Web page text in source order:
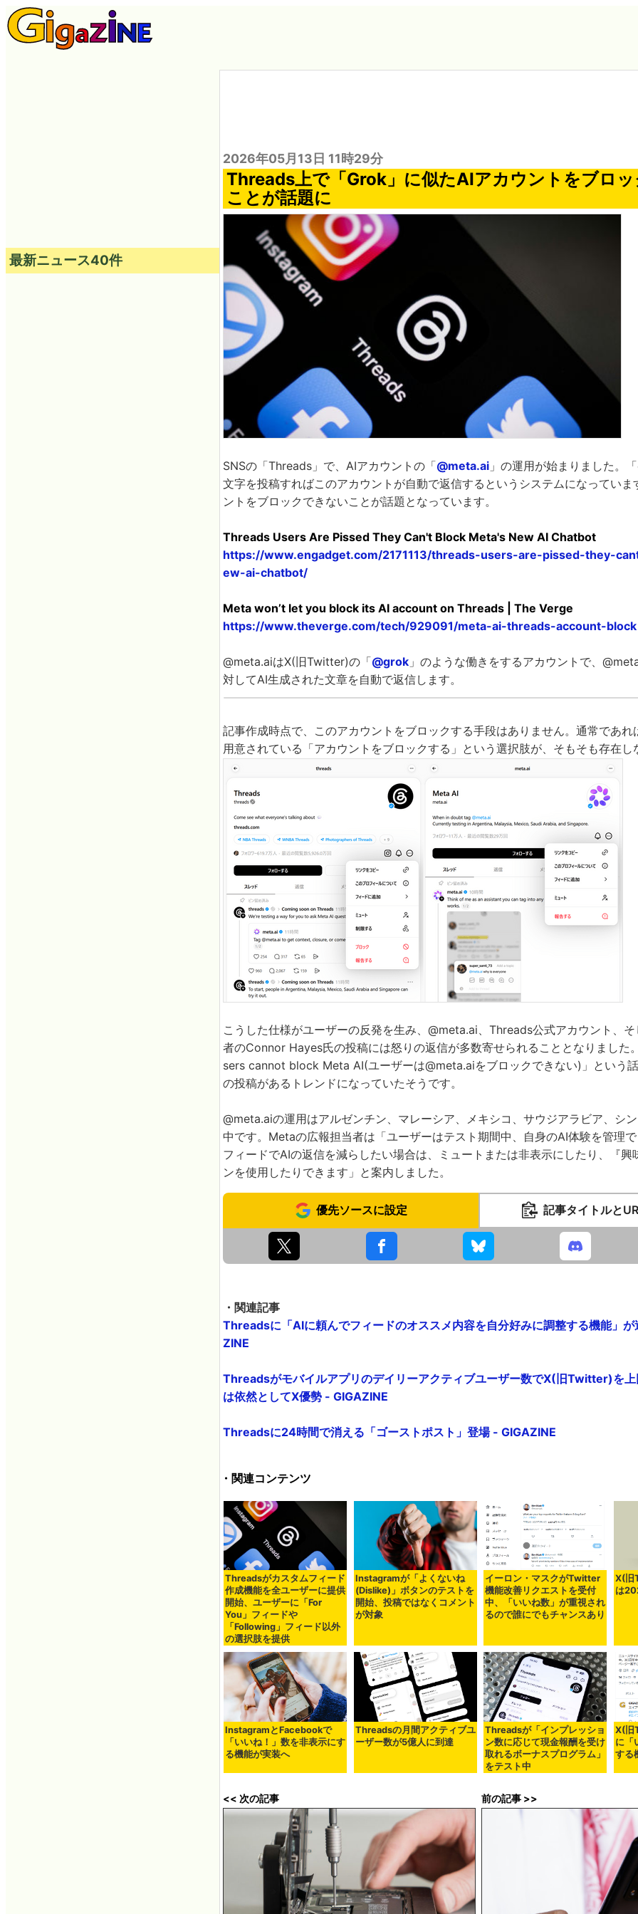
2026年05月13日 11時29分
Threads上で「Grok」に似たAIアカウントをブロ
ことが話題に
SNSの「Threads」で、AIアカウントの「@meta.ai 」の運用が始まりました。
文字を投稿すればこのアカウントが自動で返信するというシステムになっていま
ントをブロックできないことが話題となっています。
Threads Users Are Pissed They Can't Block Meta's New AI Chatbot
https://www.engadget.com/2171113/threads-users-are-pissed-they-
ew-ai-chatbot/
Meta won’t let you block its AI account on Threads | The Verge
https://www.theverge.com/tech/929091/meta-ai-threads-account-block
@meta.aiはX(旧Twitter)の「@grok 」のような働きをするアカウントで、
対してAI生成された文章を自動で返信します。
記事作成時点で、このアカウントをブロックする手段はありません。通常であれ
用意されている「アカウントをブロックする」という選択肢が、そもそも存在し
こうした仕様がユーザーの反発を生み、@meta.ai、Threads公式アカウント、
者のConnor Hayes氏の投稿には怒りの返信が多数寄せられることとなりました
sers cannot block Meta AI(ユーザーは@meta.aiをブロックできない)」という
の投稿があるトレンドになっていたそうです。
@meta.aiの運用はアルゼンチン、マレーシア、メキシコ、サウジアラビア、シ
中です。Metaの広報担当者は「ユーザーはテスト期間中、自身のAI体験を管理
フィードでAIの返信を減らしたい場合は、ミュートまたは非表示にしたり、『興
ンを使用したりできます」と案内しました。
優先ソースに設定 記事タイトルと
・関連記事
Threadsに「AIに頼んでフィードのオススメ内容を自分好みに調整する機能」
ZINE
Threadsがモバイルアプリのデイリーアクティブユーザー数でX(旧Twitter)を上
は依然としてX優勢 - GIGAZINE
Threadsに24時間で消える「ゴーストポスト」登場 - GIGAZINE
・関連コンテンツ
Threadsがカスタムフィード
作成機能を全ユーザーに提供
開始、ユーザーに「For
You」フィードや
「Following」フィード以外
の選択肢を提供
Instagramが「よくないね
(Dislike)」ボタンのテストを
開始、投稿ではなくコメント
が対象
イーロン・マスクがTwitter
機能改善リクエストを受付
中、「いいね数」が重視され
るので誰にでもチャンスあり
X(旧
は
InstagramとFacebookで
「いいね！」数を非表示にす
る機能が実装へ
Threadsの月間アクティブユ
ーザー数が5億人に到達
Threadsが「インプレッショ
ン数に応じて現金報酬を受け
取れるボーナスプログラム」
をテスト中
X(旧
に「
する
<< 次の記事 前の記事 >>
最新ニュース40件